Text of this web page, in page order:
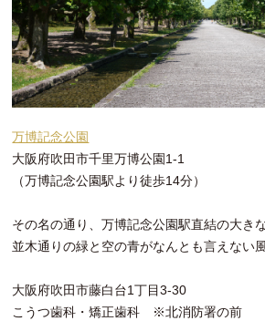
万博記念公園
大阪府吹田市千里万博公園1-1
（万博記念公園駅より徒歩14分）
その名の通り、万博記念公園駅直結の大き
並木通りの緑と空の青がなんとも言えない
大阪府吹田市藤白台1丁目3-30
こうつ歯科・矯正歯科 ※北消防署の前